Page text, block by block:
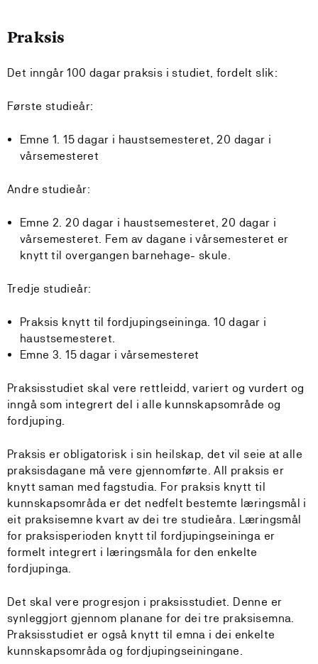
Praksis
Det inngår 100 dagar praksis i studiet, fordelt slik:
Første studieår:
Emne 1. 15 dagar i haustsemesteret, 20 dagar i
vårsemesteret
Andre studieår:
Emne 2. 20 dagar i haustsemesteret, 20 dagar i
vårsemesteret. Fem av dagane i vårsemesteret er
knytt til overgangen barnehage- skule.
Tredje studieår:
Praksis knytt til fordjupingseininga. 10 dagar i
haustsemesteret.
Emne 3. 15 dagar i vårsemesteret
Praksisstudiet skal vere rettleidd, variert og vurdert og
inngå som integrert del i alle kunnskapsområde og
fordjuping.
Praksis er obligatorisk i sin heilskap, det vil seie at alle
praksisdagane må vere gjennomførte. All praksis er
knytt saman med fagstudia. For praksis knytt til
kunnskapsområda er det nedfelt bestemte læringsmål i
eit praksisemne kvart av dei tre studieåra. Læringsmål
for praksisperioden knytt til fordjupingseininga er
formelt integrert i læringsmåla for den enkelte
fordjupinga.
Det skal vere progresjon i praksisstudiet. Denne er
synleggjort gjennom planane for dei tre praksisemna.
Praksisstudiet er også knytt til emna i dei enkelte
kunnskapsområda og fordjupingseiningane.